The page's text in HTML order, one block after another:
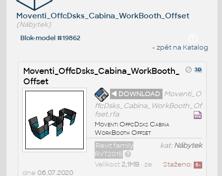
Moventi_OffcDsks_Cabina_WorkBooth_Offset
(Nábytek)
Blok-model #19862
« zpět na Katalog
Moventi_OffcDsks_Cabina_WorkBooth_
Offset
◄ DOWNLOAD Moventi_O
ffcDsks_Cabina_WorkBooth_Of
fset.rfa
Moventi OffcDsks Cabina
WorkBooth Offset
kat:Nábytek
Revit family
RVT2015
Staženo: 6x
Velikost 2,1MB• ze
dne 06.07.2020